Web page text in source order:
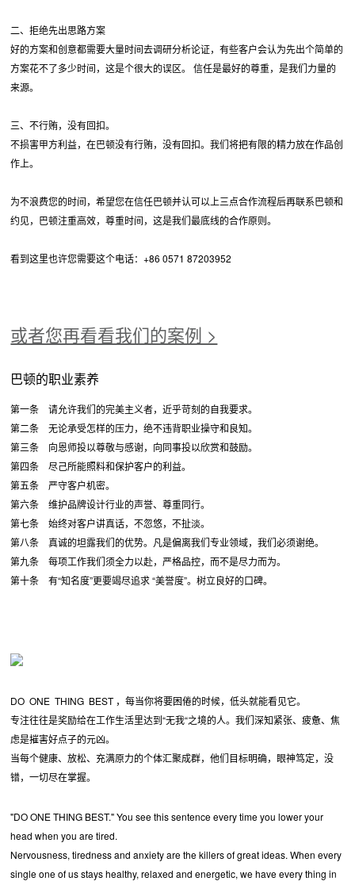
二、拒绝先出思路方案
好的方案和创意都需要大量时间去调研分析论证，有些客户会认为先出个简单的
方案花不了多少时间，这是个很大的误区。 信任是最好的尊重，是我们力量的
来源。
三、不行贿，没有回扣。
不损害甲方利益，在巴顿没有行贿，没有回扣。我们将把有限的精力放在作品创
作上。
为不浪费您的时间，希望您在信任巴顿并认可以上三点合作流程后再联系巴顿和
约见，巴顿注重高效，尊重时间，这是我们最底线的合作原则。
看到这里也许您需要这个电话：+86 0571 87203952
或者您再看看我们的案例 >
巴顿的职业素养
第一条 请允许我们的完美主义者，近乎苛刻的自我要求。
第二条 无论承受怎样的压力，绝不违背职业操守和良知。
第三条 向恩师投以尊敬与感谢，向同事投以欣赏和鼓励。
第四条 尽己所能照料和保护客户的利益。
第五条 严守客户机密。
第六条 维护品牌设计行业的声誉、尊重同行。
第七条 始终对客户讲真话，不忽悠，不扯淡。
第八条 真诚的坦露我们的优势。凡是偏离我们专业领域，我们必须谢绝。
第九条 每项工作我们须全力以赴，严格品控，而不是尽力而为。
第十条 有“知名度”更要竭尽追求 “美誉度”。树立良好的口碑。
DO ONE THING BEST ，每当你将要困倦的时候，低头就能看见它。
专注往往是奖励给在工作生活里达到“无我“之境的人。我们深知紧张、疲惫、焦
虑是摧害好点子的元凶。
当每个健康、放松、充满原力的个体汇聚成群，他们目标明确，眼神笃定，没
错，一切尽在掌握。
"DO ONE THING BEST." You see this sentence every time you lower your
head when you are tired.
Nervousness, tiredness and anxiety are the killers of great ideas. When every
single one of us stays healthy, relaxed and energetic, we have every thing in